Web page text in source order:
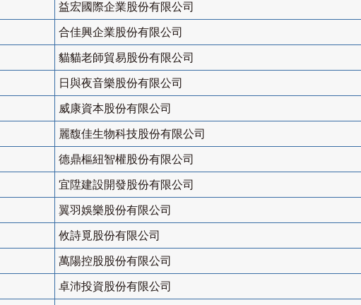
益宏國際企業股份有限公司
合佳興企業股份有限公司
貓貓老師貿易股份有限公司
日與夜音樂股份有限公司
威康資本股份有限公司
麗馥佳生物科技股份有限公司
德鼎樞紐智權股份有限公司
宜陞建設開發股份有限公司
翼羽娛樂股份有限公司
攸詩覓股份有限公司
萬陽控股股份有限公司
卓沛投資股份有限公司